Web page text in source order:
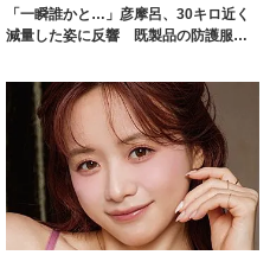
「一瞬誰かと…」彦摩呂、30キロ近く
減量した姿に反響 既製品の防護服が